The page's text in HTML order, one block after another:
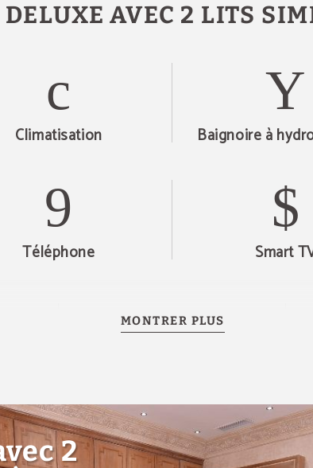
AVEC 2 LITS
Climatisation Baignoire à
Téléphone Smart
MONTRER PLUS
2